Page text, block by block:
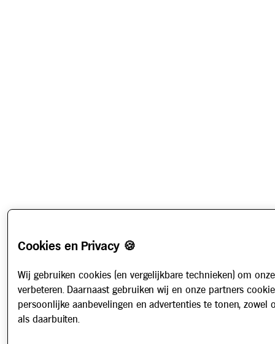
Cookies en Privacy 🍪
Wij gebruiken cookies (en vergelijkbare technieken) om
verbeteren. Daarnaast gebruiken wij en onze partners
persoonlijke aanbevelingen en advertenties te tonen, zowel
als daarbuiten.